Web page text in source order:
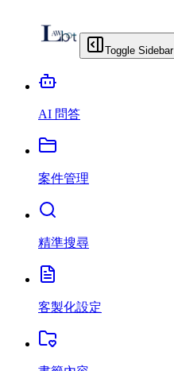
Toggle Sidebar
AI 問答
案件管理
精準搜尋
客製化設定